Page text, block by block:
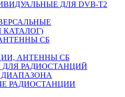
ДЛЯ DVB-T2
КАТАЛОГ)
CБ
АНТЕННЫ CБ
ДЛЯ РАДИОСТАНЦИЙ
ДИАПАЗОНА
РАДИОСТАНЦИИ